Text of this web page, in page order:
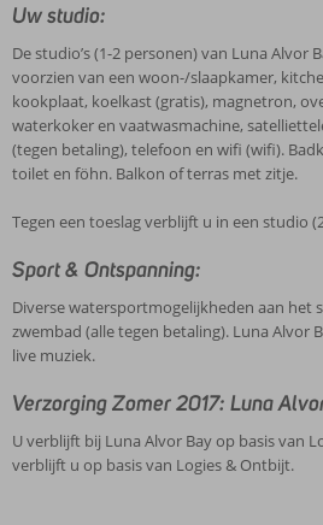
Uw studio:
De studio’s (1-2 personen) van Luna Alvor
voorzien van een woon-/slaapkamer,
kookplaat, koelkast (gratis), magnetron,
waterkoker en vaatwasmachine,
(tegen betaling), telefoon en wifi (wifi).
toilet en föhn. Balkon of terras met zitje.
Tegen een toeslag verblijft u in een studio
Sport & Ontspanning:
Diverse watersportmogelijkheden aan het
zwembad (alle tegen betaling). Luna Alvor
live muziek.
Verzorging Zomer 2017: Luna
U verblijft bij Luna Alvor Bay op basis van
verblijft u op basis van Logies & Ontbijt.